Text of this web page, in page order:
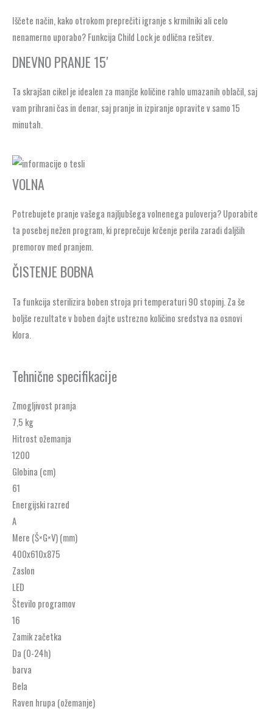
Iščete način, kako otrokom preprečiti igranje s krmilniki ali celo
nenamerno uporabo? Funkcija Child Lock je odlična rešitev.
DNEVNO PRANJE 15′
Ta skrajšan cikel je idealen za manjše količine rahlo umazanih oblačil, saj
vam prihrani čas in denar, saj pranje in izpiranje opravite v samo 15
minutah.
VOLNA
Potrebujete pranje vašega najljubšega volnenega puloverja? Uporabite
ta posebej nežen program, ki preprečuje krčenje perila zaradi daljših
premorov med pranjem.
ČISTENJE BOBNA
Ta funkcija sterilizira boben stroja pri temperaturi 90 stopinj. Za še
boljše rezultate v boben dajte ustrezno količino sredstva na osnovi
klora.
Tehnične specifikacije
Zmogljivost pranja
7,5 kg
Hitrost ožemanja
1200
Globina (cm)
61
Energijski razred
A
Mere (Š×G×V) (mm)
400x610x875
Zaslon
LED
Število programov
16
Zamik začetka
Da (0-24h)
barva
Bela
Raven hrupa (ožemanje)